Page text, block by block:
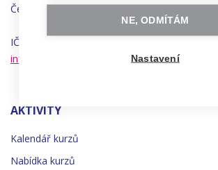
Česká republika
IČO 22834958 | DIČ CZ22834958
info@czechitas.cz
AKTIVITY
Kalendář kurzů
Nabídka kurzů
NE, ODMÍTÁM
Nastavení